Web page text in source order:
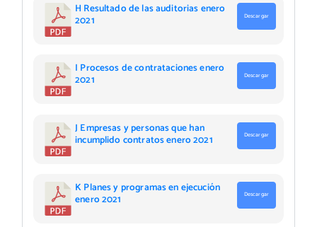
H Resultado de las auditorias enero
2021 Descargar
I Procesos de contrataciones enero
2021 Descargar
J Empresas y personas que han
incumplido contratos enero 2021 Descargar
K Planes y programas en ejecución
enero 2021 Descargar